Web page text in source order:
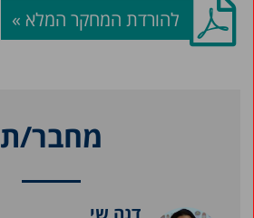
להורדת המחקר המלא »
מחבר/ת